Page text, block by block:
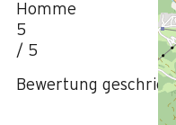
Homme
5
/ 5
Bewertung